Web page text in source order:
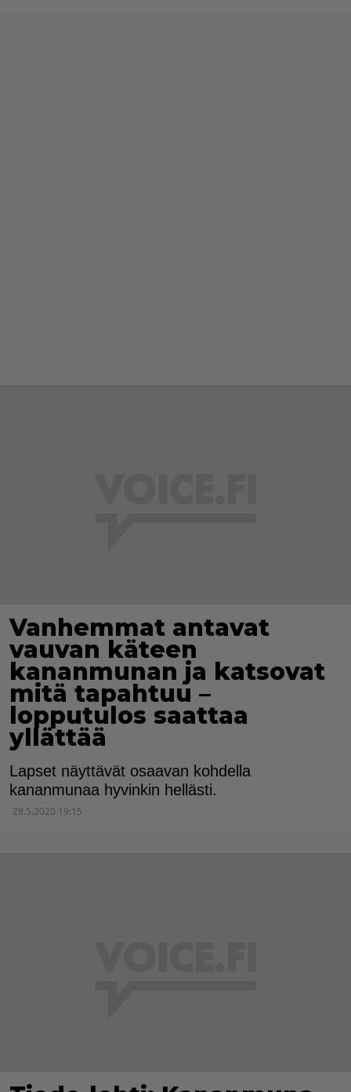
Vanhemmat antavat
vauvan käteen
kananmunan ja katsovat
mitä tapahtuu –
lopputulos saattaa
yllättää
Lapset näyttävät osaavan kohdella
kananmunaa hyvinkin hellästi.
28.5.2020 19:15